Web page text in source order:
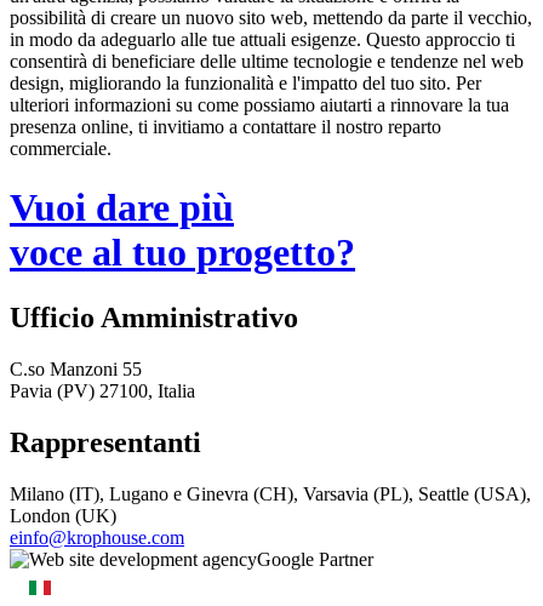
possibilità di creare un nuovo sito web, mettendo da parte il vecchio,
in modo da adeguarlo alle tue attuali esigenze. Questo approccio ti
consentirà di beneficiare delle ultime tecnologie e tendenze nel web
design, migliorando la funzionalità e l'impatto del tuo sito. Per
ulteriori informazioni su come possiamo aiutarti a rinnovare la tua
presenza online, ti invitiamo a contattare il nostro reparto
commerciale.
Vuoi dare più
voce al tuo progetto?
Ufficio Amministrativo
C.so Manzoni 55
Pavia (PV) 27100, Italia
Rappresentanti
Milano (IT), Lugano e Ginevra (CH), Varsavia (PL), Seattle (USA),
London (UK)
einfo@krophouse.com